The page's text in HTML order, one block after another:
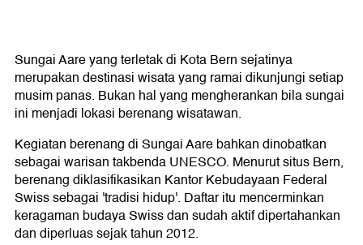
Sungai Aare yang terletak di Kota Bern sejatinya
merupakan destinasi wisata yang ramai dikunjungi setiap
musim panas. Bukan hal yang mengherankan bila sungai
ini menjadi lokasi berenang wisatawan.
Kegiatan berenang di Sungai Aare bahkan dinobatkan
sebagai warisan takbenda UNESCO. Menurut situs Bern,
berenang diklasifikasikan Kantor Kebudayaan Federal
Swiss sebagai 'tradisi hidup'. Daftar itu mencerminkan
keragaman budaya Swiss dan sudah aktif dipertahankan
dan diperluas sejak tahun 2012.